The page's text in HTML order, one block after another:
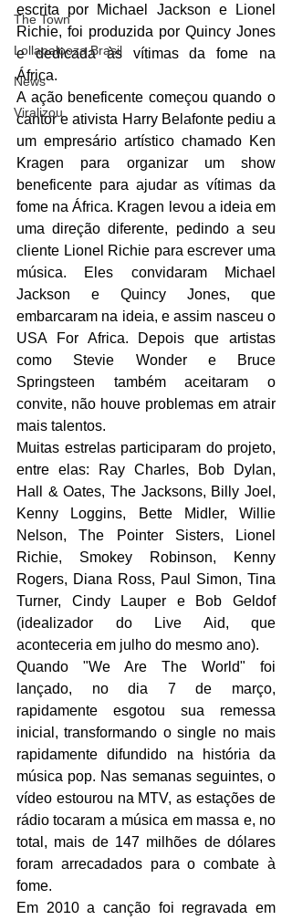
The Town
Lollapalooza Brasil
News
Viralizou
escrita por Michael Jackson e Lionel
Richie, foi produzida por Quincy Jones
e dedicada às vítimas da fome na
África.
A ação beneficente começou quando o
cantor e ativista Harry Belafonte pediu a
um empresário artístico chamado Ken
Kragen para organizar um show
beneficente para ajudar as vítimas da
fome na África. Kragen levou a ideia em
uma direção diferente, pedindo a seu
cliente Lionel Richie para escrever uma
música. Eles convidaram Michael
Jackson e Quincy Jones, que
embarcaram na ideia, e assim nasceu o
USA For Africa. Depois que artistas
como Stevie Wonder e Bruce
Springsteen também aceitaram o
convite, não houve problemas em atrair
mais talentos.
Muitas estrelas participaram do projeto,
entre elas: Ray Charles, Bob Dylan,
Hall & Oates, The Jacksons, Billy Joel,
Kenny Loggins, Bette Midler, Willie
Nelson, The Pointer Sisters, Lionel
Richie, Smokey Robinson, Kenny
Rogers, Diana Ross, Paul Simon, Tina
Turner, Cindy Lauper e Bob Geldof
(idealizador do Live Aid, que
aconteceria em julho do mesmo ano).
Quando "We Are The World" foi
lançado, no dia 7 de março,
rapidamente esgotou sua remessa
inicial, transformando o single no mais
rapidamente difundido na história da
música pop. Nas semanas seguintes, o
vídeo estourou na MTV, as estações de
rádio tocaram a música em massa e, no
total, mais de 147 milhões de dólares
foram arrecadados para o combate à
fome.
Em 2010 a canção foi regravada em